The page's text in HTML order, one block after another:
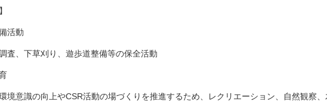
活動
、下草刈り、遊歩道整備等の保全活動
意識の向上やCSR活動の場づくりを推進するため、レクリエーション、自然観察